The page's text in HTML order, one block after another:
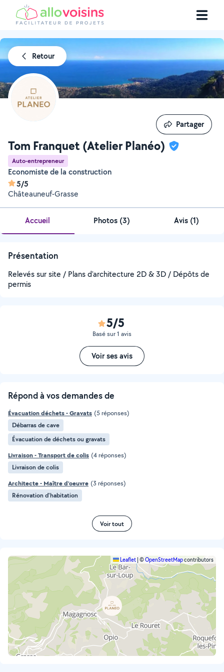
Retour
Tom Franquet (Atelier Planéo)
Auto-entrepreneur
Economiste de la construction
5/5
Châteauneuf-Grasse
Partager
Partager
Accueil Photos (3) Avis (1)
Présentation
Relevés sur site / Plans d'architecture 2D & 3D / Dépôts de
permis
5/5
Basé sur 1 avis
Voir ses avis
Répond à vos demandes de
Évacuation déchets - Gravats (5 réponses)
Débarras de cave
Évacuation de déchets ou gravats
Livraison - Transport de colis (4 réponses)
Livraison de colis
Architecte - Maître d'oeuvre (3 réponses)
Rénovation d'habitation
Voir tout
Leaflet ©OpenStreetMapcontributors